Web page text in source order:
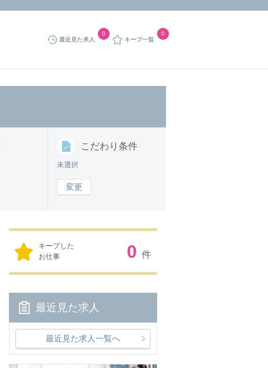
最近見た求人
0
キープ一覧
0
こだわり 条件
未選択
変更
キープした
お仕事
0 件
最近見た求人
最近見た求人一覧へ